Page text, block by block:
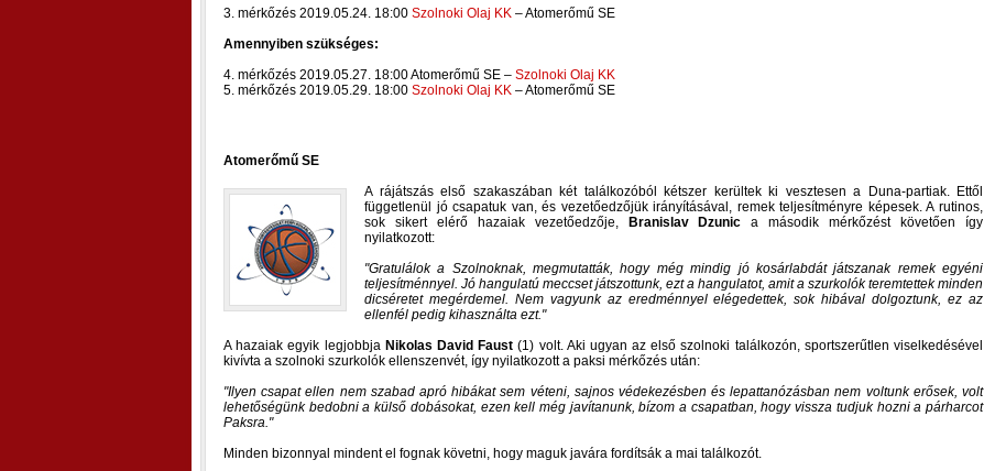
3. mérkőzés 2019.05.24. 18:00 Szolnoki Olaj KK – Atomerőmű SE
Amennyiben szükséges:
4. mérkőzés 2019.05.27. 18:00 Atomerőmű SE – Szolnoki Olaj KK
5. mérkőzés 2019.05.29. 18:00 Szolnoki Olaj KK – Atomerőmű SE
Atomerőmű SE
A rájátszás első szakaszában két találkozóból kétszer kerültek ki vesztesen a Duna-partiak. Ettől
függetlenül jó csapatuk van, és vezetőedzőjük irányításával, remek teljesítményre képesek. A rutinos,
sok sikert elérő hazaiak vezetőedzője,
Branislav Dzunic a második mérkőzést követően így
nyilatkozott:
Gratulálok a Szolnoknak, megmutatták, hogy még mindig jó kosárlabdát játszanak remek egyéni
teljesítménnyel. Jó hangulatú meccset játszottunk, ezt a hangulatot, amit a szurkolók teremtettek minden
dicséretet megérdemel. Nem vagyunk az eredménnyel elégedettek, sok hibával dolgoztunk, ez az
ellenfél pedig kihasználta ezt.
A hazaiak egyik legjobbja Nikolas David Faust (1) volt. Aki ugyan az első szolnoki találkozón, sportszerűtlen viselkedésével
kivívta a szolnoki szurkolók ellenszenvét, így nyilatkozott a paksi mérkőzés után:
Ilyen csapat ellen nem szabad apró hibákat sem véteni, sajnos védekezésben és lepattanózásban nem voltunk erősek, volt
lehetőségünk bedobni a külső dobásokat, ezen kell még javítanunk, bízom a csapatban, hogy vissza tudjuk hozni a párharcot
Paksra.
Minden bizonnyal mindent el fognak követni, hogy maguk javára fordítsák a mai találkozót.